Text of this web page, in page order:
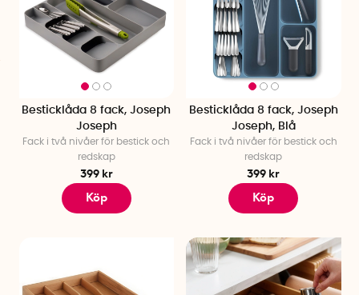
Besticklåda 8 fack, Joseph
Joseph
Fack i två nivåer för bestick och
redskap
399 kr
Köp
Besticklåda 8 fack, Joseph
Joseph, Blå
Fack i två nivåer för bestick och
redskap
399 kr
Köp